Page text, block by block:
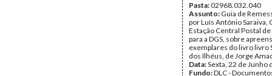
Pasta:02968.032.040
Assunto: Guia de
por Luís António Saraiva,
Estação Central Postal
para a DGS, sobre
exemplares do livro livro
dos Ilhéus, de Jorge
Data:Sexta, 22 de Junho
Fundo:DLC -